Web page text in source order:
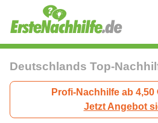
Deutschlands Top-
Profi-Nachhilfe ab
Jetzt Angebot